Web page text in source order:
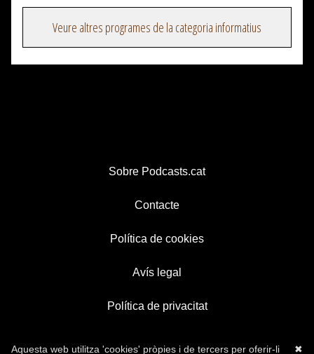
Veure altres programes de la categoria informatius
Sobre Podcasts.cat
Contacte
Política de cookies
Avís legal
Política de privacitat
✖
Aquesta web utilitza 'cookies' pròpies i de tercers per oferir-li